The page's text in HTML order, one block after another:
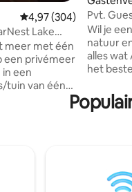
Gemiddelde
4,97 (304)
Lake
meer met één
een privémeer
een
tuin van één
of pier.
ek
Pvt.
min naar
Wil je
natuur
alles wat
het
hebben
We zijn
van de